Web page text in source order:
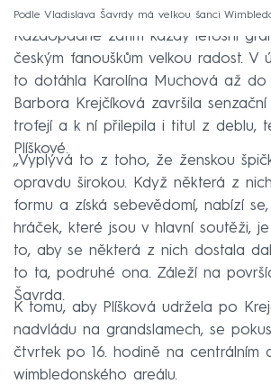
Podle Vladislava Šavrdy má velkou šanci
Každopádně zatím každý letošní
českým fanouškům velkou radost. V
to dotáhla Karolína Muchová až do
Barbora Krejčíková završila senzační
trofejí a k ní přilepila i titul z deblu,
Plíškové.
„Vyplývá to z toho, že ženskou
opravdu širokou. Když některá z
formu a získá sebevědomí, nabízí
hráček, které jsou v hlavní soutěži,
to, aby se některá z nich dostala
to ta, podruhé ona. Záleží na
Šavrda.
K tomu, aby Plíšková udržela po
nadvládu na grandslamech, se
čtvrtek po 16. hodině na centrálním
wimbledonského areálu.